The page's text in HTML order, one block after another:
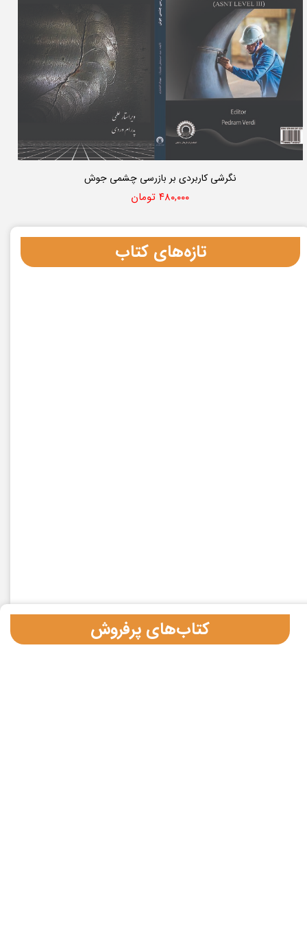
نگرشی کاربردی بر بازرسی چشمی جوش
۴۸۰,۰۰۰ تومان
تازه‌های کتاب
کتاب‌های پرفروش